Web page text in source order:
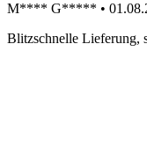
M**** G***** •
Blitzschnelle Lieferung,